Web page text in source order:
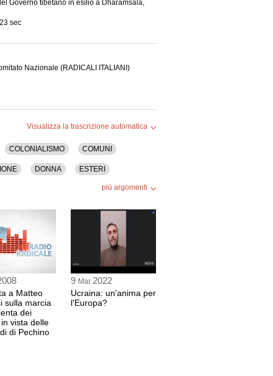
Governo tibetano in esilio a Dharamsala,
sec
Nazionale (RADICALI ITALIANI)
sec
Italia-Tibet
Radicale "Adelaide Aglietta" di Torino
Governo tibetano in esilio a Dharamsala,
sec
Visualizza la trascrizione automatica
COLONIALISMO COMUNI
DONNA ESTERI
POLITICA POVERTA'
TUTU UNIONE EUROPEA
più argomenti
a Matteo
sulla marcia
dei
vista delle
di Pechino
9 Mar 2022
Ucraina: un'anima per
l'Europa?